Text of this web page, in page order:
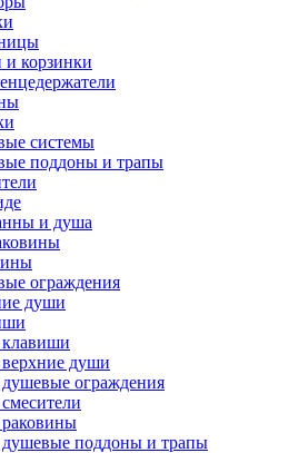
корзинки
системы
поддоны и трапы
и душа
ограждения
души
клавиши
души
ограждения
душевые поддоны и трапы